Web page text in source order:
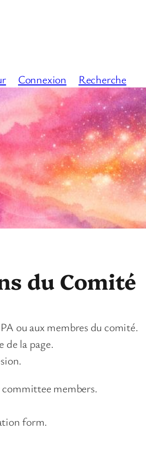
Connexion Recherche
du Comité
ou aux membres du comité.
de la page.
members.
form.